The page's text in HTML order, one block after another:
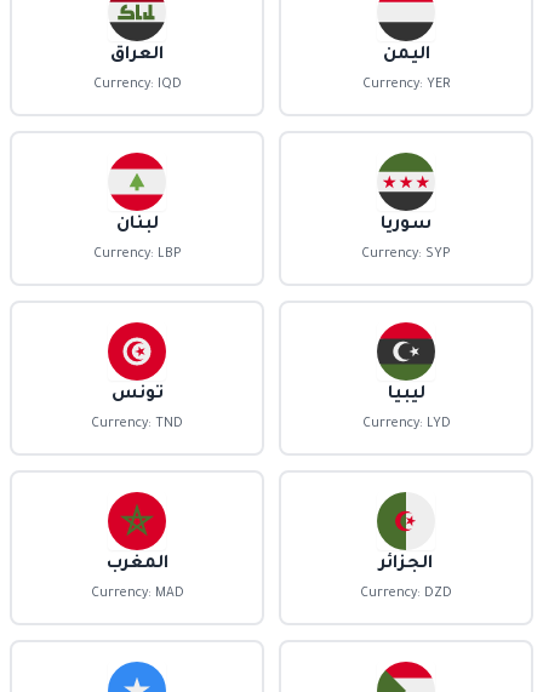
اليمن
Currency: YER
العراق
Currency: IQD
سوريا
Currency: SYP
لبنان
Currency: LBP
ليبيا
Currency: LYD
تونس
Currency: TND
الجزائر
Currency: DZD
المغرب
Currency: MAD